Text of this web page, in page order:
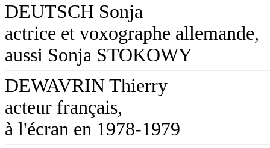
DEUTSCH Sonja
actrice et voxographe allemande,
aussi Sonja STOKOWY
DEWAVRIN Thierry
acteur français,
à l'écran en 1978-1979